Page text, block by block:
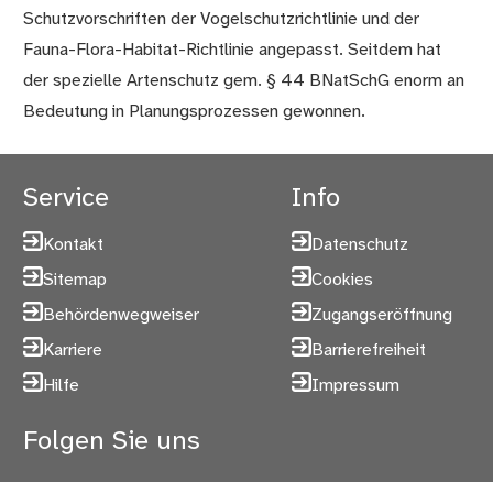
Schutzvorschriften der Vogelschutzrichtlinie und der
Fauna-Flora-Habitat-Richtlinie angepasst. Seitdem hat
der spezielle Artenschutz gem. § 44 BNatSchG enorm an
Bedeutung in Planungsprozessen gewonnen.
Service
Kontakt
Sitemap
Behördenwegweiser
Karriere
Hilfe
Info
Datenschutz
Cookies
Zugangseröffnung
Barrierefreiheit
Impressum
Folgen Sie uns